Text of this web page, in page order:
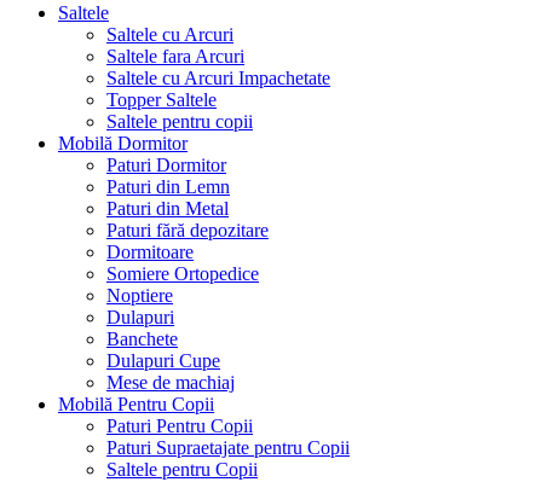
Saltele
Saltele cu Arcuri
Saltele fara Arcuri
Saltele cu Arcuri Impachetate
Topper Saltele
Saltele pentru copii
Mobilă Dormitor
Paturi Dormitor
Paturi din Lemn
Paturi din Metal
Paturi fără depozitare
Dormitoare
Somiere Ortopedice
Noptiere
Dulapuri
Banchete
Dulapuri Cupe
Mese de machiaj
Mobilă Pentru Copii
Paturi Pentru Copii
Paturi Supraetajate pentru Copii
Saltele pentru Copii